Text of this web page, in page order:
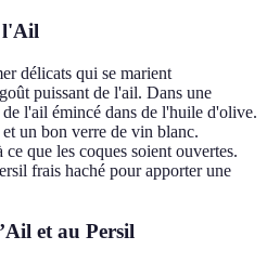
l'Ail
délicats qui se marient
puissant de l'ail. Dans une
l'ail émincé dans de l'huile d'olive.
un bon verre de vin blanc.
que les coques soient ouvertes.
frais haché pour apporter une
et au Persil